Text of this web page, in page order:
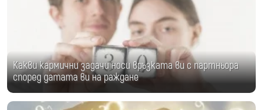
Какви кармични задачи носи връзката ви с партньора
според датата ви на раждане